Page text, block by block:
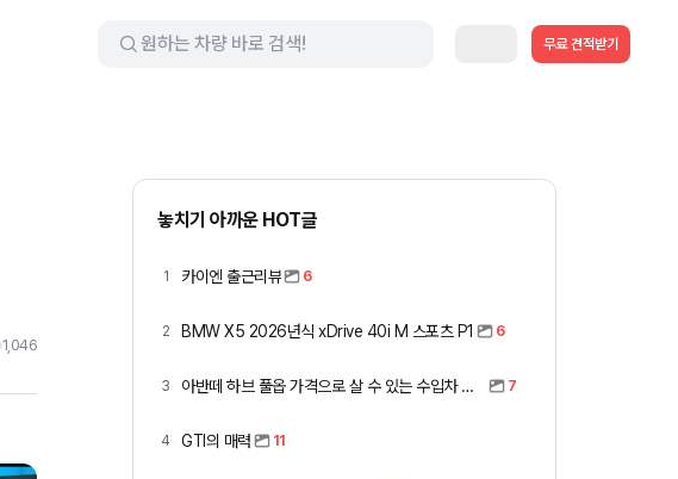
무료 견적받기
1,046
놓치기 아까운 HOT글
1 카이엔 출근리뷰 6
2 BMW X5 2026년식 xDrive 40i M 스포츠 P1 6
3 아반떼 하브 풀옵 가격으로 살 수 있는 수입차 모아봤습니다 (중고 포함) 7
4 GTI의 매력 11